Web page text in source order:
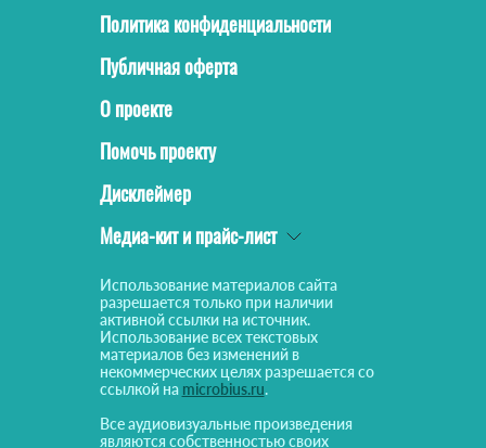
Политика конфиденциальности
Публичная оферта
О проекте
Помочь проекту
Дисклеймер
Медиа-кит и прайс-лист
Использование материалов сайта
разрешается только при наличии
активной ссылки на источник.
Использование всех текстовых
материалов без изменений в
некоммерческих целях разрешается со
ссылкой на microbius.ru.
Все аудиовизуальные произведения
являются собственностью своих